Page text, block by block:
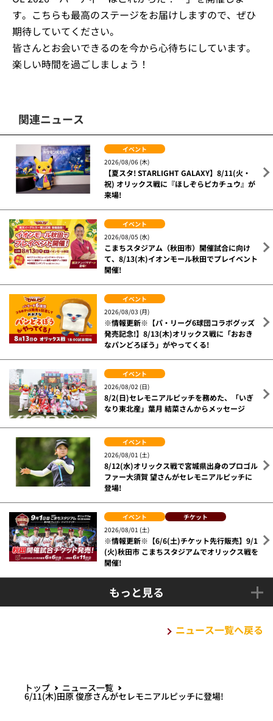
す。こちらも最高のステージをお届けしますので、ぜひ
期待していてください。
皆さんとお会いできるのを今から心待ちにしています。
楽しい時間を過ごしましょう！
関連ニュース
イベント
2026/08/06 (木)
【夏スタ! STARLIGHT GALAXY】8/11(火・
祝) オリックス戦に『ほしぞらピカチュウ』が
来場!
イベント
2026/08/05 (水)
こまちスタジアム（秋田市）開催試合に向け
て、8/13(木)イオンモール秋田でプレイベント
開催!
イベント
2026/08/03 (月)
※情報更新※【パ・リーグ6球団コラボグッズ
発売記念!】8/13(木)オリックス戦に「おおき
なパンどろぼう」がやってくる!
イベント
2026/08/02 (日)
8/2(日)セレモニアルピッチを務めた、「いぎ
なり東北産」葉月 結菜さんからメッセージ
イベント
2026/08/01 (土)
8/12(水)オリックス戦で宮城県出身のプロゴル
ファー大須賀 望さんがセレモニアルピッチに
登場!
イベント
チケット
2026/08/01 (土)
※情報更新※【6/6(土)チケット先行販売】9/1
(火)秋田市 こまちスタジアムでオリックス戦を
開催!
もっと見る
ニュース一覧へ戻る
トップ ニュース一覧
6/11(木)田原 俊彦さんがセレモニアルピッチに登場!